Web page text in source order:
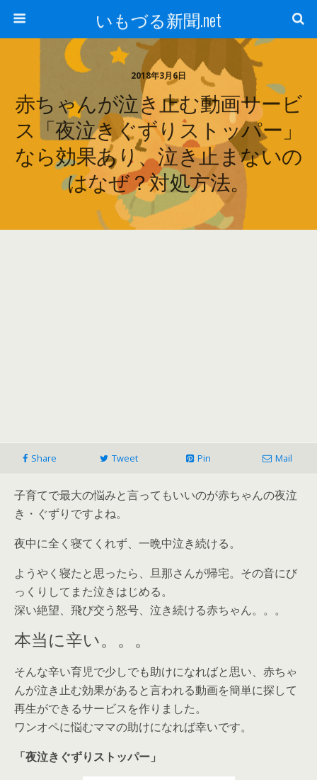
いもづる新聞.net
2018年3月6日
赤ちゃんが泣き止む動画サービ
ス「夜泣きぐずりストッパー」
なら効果あり、泣き止まないの
はなぜ？対処方法。
Share Tweet Pin Mail
子育てで最大の悩みと言ってもいいのが赤ちゃんの夜泣
き・ぐずりですよね。
夜中に全く寝てくれず、一晩中泣き続ける。
ようやく寝たと思ったら、旦那さんが帰宅。その音にび
っくりしてまた泣きはじめる。
深い絶望、飛び交う怒号、泣き続ける赤ちゃん。。。
本当に辛い。。。
そんな辛い育児で少しでも助けになればと思い、赤ちゃ
んが泣き止む効果があると言われる動画を簡単に探して
再生ができるサービスを作りました。
ワンオペに悩むママの助けになれば幸いです。
「夜泣きぐずりストッパー」